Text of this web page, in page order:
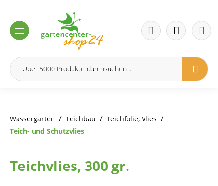
Wassergarten / Teichbau / Teichfolie, Vlies /
Teich- und Schutzvlies
Teichvlies, 300 gr.